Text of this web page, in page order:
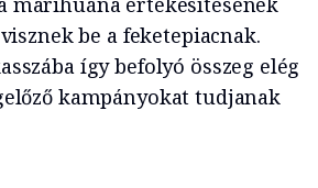
be a feketepiacnak.
így befolyó összeg elég
kampányokat tudjanak